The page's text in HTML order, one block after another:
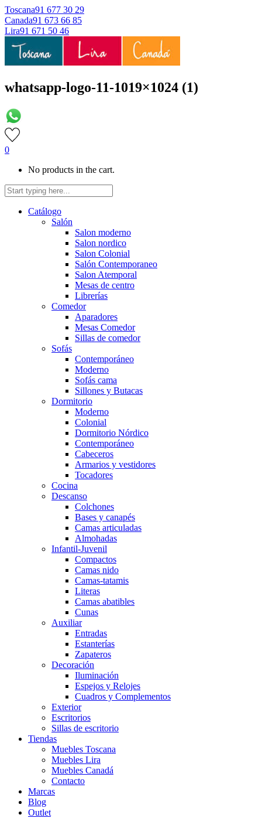
Toscana91 677 30 29
Canada91 673 66 85
Lira91 671 50 46
whatsapp-logo-11-1019×1024 (1)
0
No products in the cart.
Catálogo
Salón
Salon moderno
Salon nordico
Salon Colonial
Salón Contemporaneo
Salon Atemporal
Mesas de centro
Librerías
Comedor
Aparadores
Mesas Comedor
Sillas de comedor
Sofás
Contemporáneo
Moderno
Sofás cama
Sillones y Butacas
Dormitorio
Moderno
Colonial
Dormitorio Nórdico
Contemporáneo
Cabeceros
Armarios y vestidores
Tocadores
Cocina
Descanso
Colchones
Bases y canapés
Camas articuladas
Almohadas
Infantil-Juvenil
Compactos
Camas nido
Camas-tatamis
Literas
Camas abatibles
Cunas
Auxiliar
Entradas
Estanterías
Zapateros
Decoración
Iluminación
Espejos y Relojes
Cuadros y Complementos
Exterior
Escritorios
Sillas de escritorio
Tiendas
Muebles Toscana
Muebles Lira
Muebles Canadá
Contacto
Marcas
Blog
Outlet